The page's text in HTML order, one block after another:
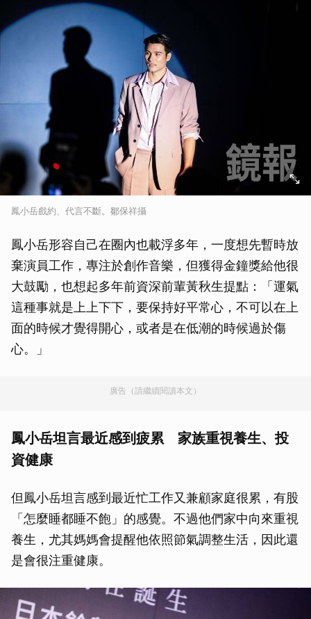
鳳小岳戲約、代言不斷。鄒保祥攝
鳳小岳形容自己在圈內也載浮多年，一度想先暫時放
棄演員工作，專注於創作音樂，但獲得金鐘獎給他很
大鼓勵，也想起多年前資深前輩黃秋生提點：「運氣
這種事就是上上下下，要保持好平常心，不可以在上
面的時候才覺得開心，或者是在低潮的時候過於傷
心。」
廣告（請繼續閱讀本文）
鳳小岳坦言最近感到疲累 家族重視養生、投
資健康
但鳳小岳坦言感到最近忙工作又兼顧家庭很累，有股
「怎麼睡都睡不飽」的感覺。不過他們家中向來重視
養生，尤其媽媽會提醒他依照節氣調整生活，因此還
是會很注重健康。